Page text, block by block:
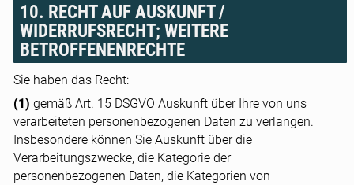
10. RECHT AUF AUSKUNFT /
WIDERRUFSRECHT; WEITERE
BETROFFENENRECHTE
Sie haben das Recht:
(1) gemäß Art. 15 DSGVO Auskunft über Ihre von uns
verarbeiteten personenbezogenen Daten zu verlangen.
Insbesondere können Sie Auskunft über die
Verarbeitungszwecke, die Kategorie der
personenbezogenen Daten, die Kategorien von